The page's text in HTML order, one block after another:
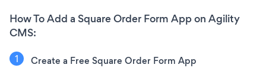
How To Add a Square Order Form App on Agility
CMS:
Create a Free Square Order Form App